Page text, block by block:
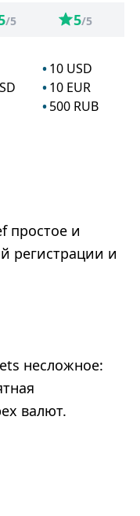
/5 5/5
10 USD
10 EUR
500 RUB
простое и
регистрации и
несложное:
валют.